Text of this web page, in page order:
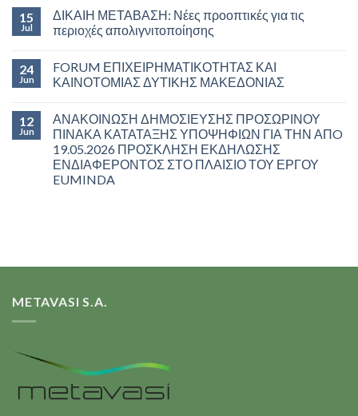
15
Jul
ΔΙΚΑΙΗ ΜΕΤΑΒΑΣΗ: Νέες προοπτικές για τις
περιοχές απολιγνιτοποίησης
24
Jun
FORUM ΕΠΙΧΕΙΡΗΜΑΤΙΚΟΤΗΤΑΣ ΚΑΙ
ΚΑΙΝΟΤΟΜΙΑΣ ΔΥΤΙΚΗΣ ΜΑΚΕΔΟΝΙΑΣ
12
Jun
ΑΝΑΚΟΙΝΩΣΗ ΔΗΜΟΣΙΕΥΣΗΣ ΠΡΟΣΩΡΙΝΟΥ
ΠΙΝΑΚΑ ΚΑΤΑΤΑΞΗΣ ΥΠΟΨΗΦΙΩΝ ΓΙΑ ΤΗΝ ΑΠO
19.05.2026 ΠΡΟΣΚΛΗΣΗ ΕΚΔΗΛΩΣΗΣ
ΕΝΔΙΑΦΕΡΟΝΤΟΣ ΣΤΟ ΠΛΑΙΣΙΟ ΤΟΥ ΕΡΓΟΥ
EUMINDA
METAVASI S.A.